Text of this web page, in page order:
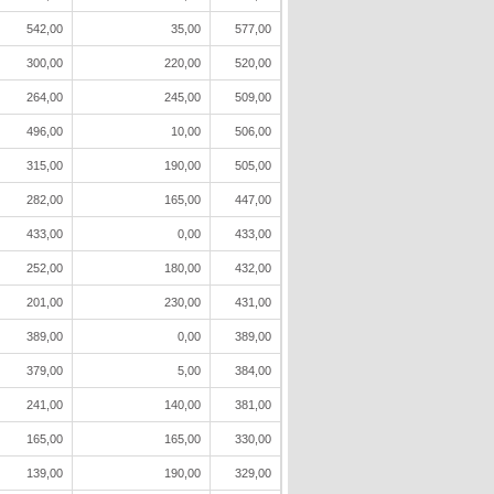
542,00 35,00 577,00
300,00 220,00 520,00
264,00 245,00 509,00
496,00 10,00 506,00
315,00 190,00 505,00
282,00 165,00 447,00
433,00 0,00 433,00
252,00 180,00 432,00
201,00 230,00 431,00
389,00 0,00 389,00
379,00 5,00 384,00
241,00 140,00 381,00
165,00 165,00 330,00
139,00 190,00 329,00